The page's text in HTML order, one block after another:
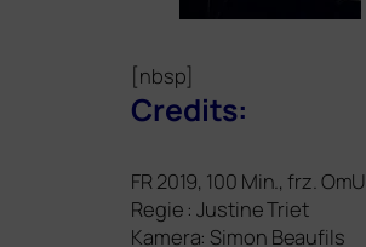
[nbsp]
Credits:
FR2019, 100 Min., frz. OmU
Regie : Justine Triet
Kamera: Simon Beaufils